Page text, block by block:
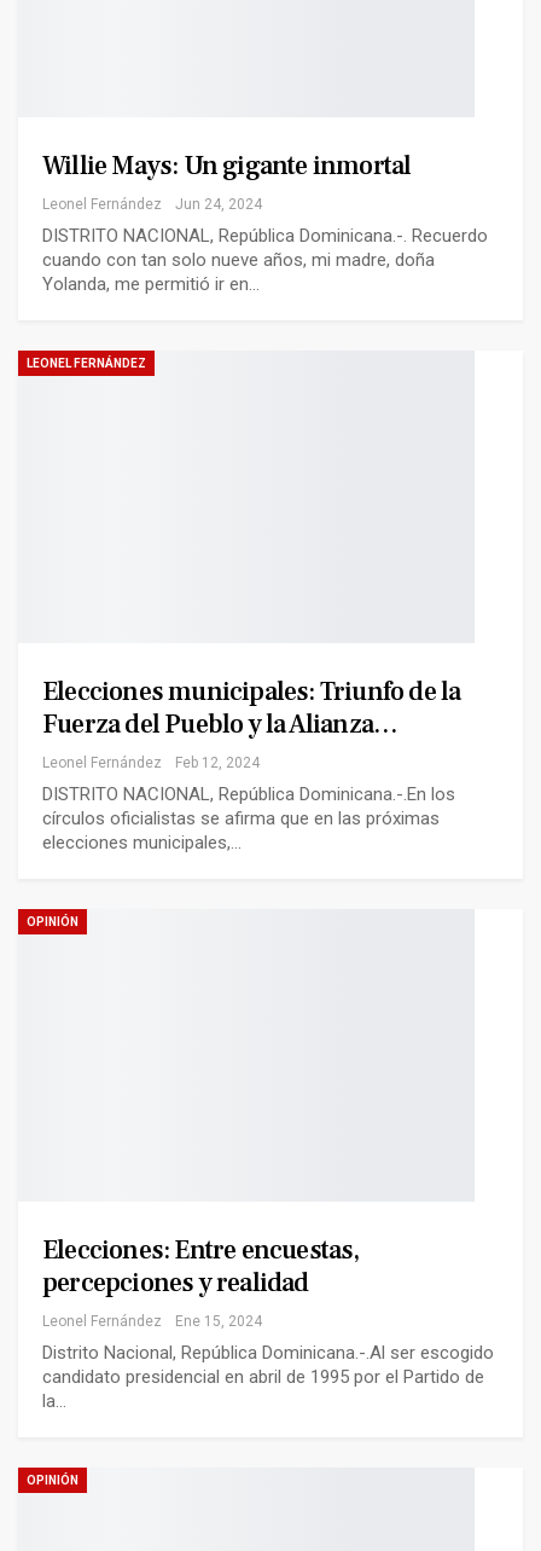
Willie Mays: Un gigante inmortal
Leonel Fernández Jun 24, 2024
DISTRITO NACIONAL, República Dominicana.-. Recuerdo
cuando con tan solo nueve años, mi madre, doña
Yolanda, me permitió ir en…
LEONEL FERNÁNDEZ
Elecciones municipales: Triunfo de la
Fuerza del Pueblo y la Alianza…
Leonel Fernández Feb 12, 2024
DISTRITO NACIONAL, República Dominicana.-.En los
círculos oficialistas se afirma que en las próximas
elecciones municipales,…
OPINIÓN
Elecciones: Entre encuestas,
percepciones y realidad
Leonel Fernández Ene 15, 2024
Distrito Nacional, República Dominicana.-.Al ser escogido
candidato presidencial en abril de 1995 por el Partido de
la…
OPINIÓN